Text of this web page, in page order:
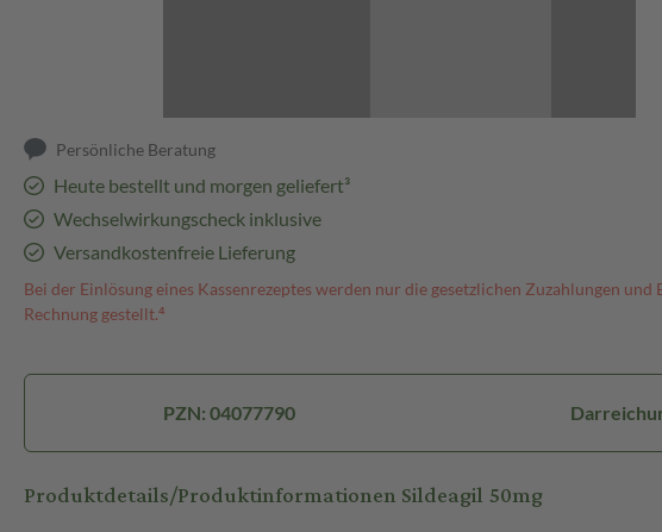
Persönliche Beratung
Heute bestellt und morgen geliefert³
Wechselwirkungscheck inklusive
Versandkostenfreie Lieferung
Bei der Einlösung eines Kassenrezeptes werden nur die gesetzlichen Zuzahlungen und
Rechnung gestellt.⁴
PZN: 04077790
Produktdetails/Produktinformationen Sildeagil 50mg